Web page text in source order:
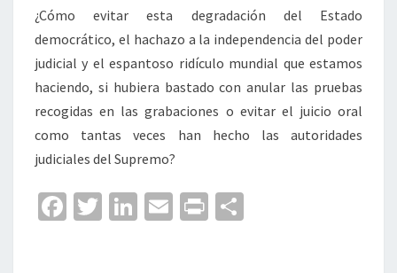
¿Cómo evitar esta degradación del Estado
democrático, el hachazo a la independencia del poder
judicial y el espantoso ridículo mundial que estamos
haciendo, si hubiera bastado con anular las pruebas
recogidas en las grabaciones o evitar el juicio oral
como tantas veces han hecho las autoridades
judiciales del Supremo?
Fa T
Li
E
Pr